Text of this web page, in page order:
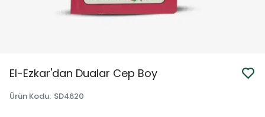
El-Ezkar'dan Dualar Cep Boy
Ürün Kodu: SD4620